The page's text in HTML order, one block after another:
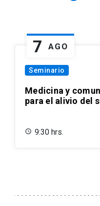
7 AGO
Seminario
Medicina y
para el alivio del
9:30 hrs.